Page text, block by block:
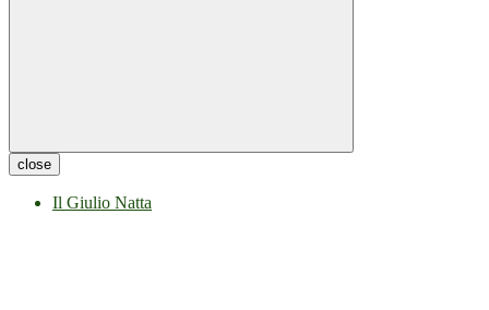
close
Il Giulio Natta